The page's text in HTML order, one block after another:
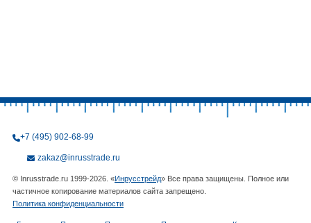
+7 (495) 902-68-99
zakaz@inrusstrade.ru
© Inrusstrade.ru 1999-2026. «Инрусстрейд» Все права защищены. Полное или
частичное копирование материалов сайта запрещено.
Политика конфиденциальности